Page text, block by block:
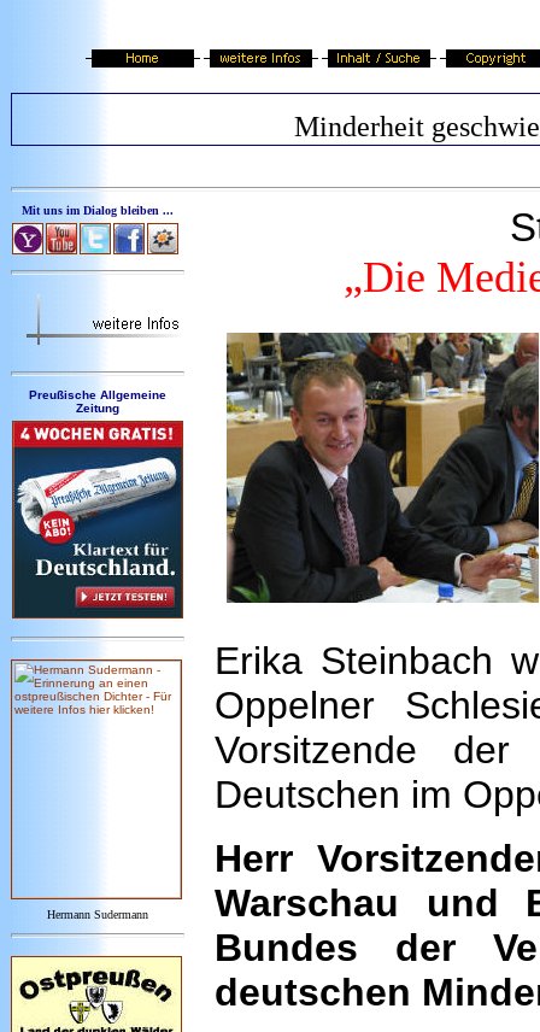
Minderheit
Mit uns im Dialog bleiben ...
Preußische Allgemeine
Zeitung
Hermann Sudermann
„Die
Erika Steinbach
Oppelner
Vorsitzende der
Deutschen im
Herr
Warschau und
Bundes der
deutschen